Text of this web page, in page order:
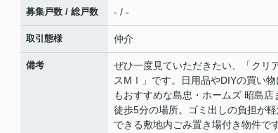
募集戸数 / 総戸数 - / -
取引態様 仲介
備考
ぜひ一度見ていただきたい、「クリ
スMⅠ」です。日用品やDIYの買い物
もおすすめな島忠・ホームズ 昭島店
徒歩5分の場所。ゴミ出しの負担が
できる敷地内ごみ置き場付き物件で